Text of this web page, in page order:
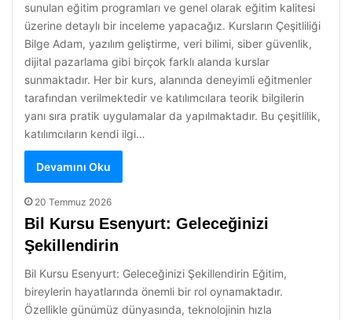
sunulan eğitim programları ve genel olarak eğitim kalitesi
üzerine detaylı bir inceleme yapacağız. Kursların Çeşitliliği
Bilge Adam, yazılım geliştirme, veri bilimi, siber güvenlik,
dijital pazarlama gibi birçok farklı alanda kurslar
sunmaktadır. Her bir kurs, alanında deneyimli eğitmenler
tarafından verilmektedir ve katılımcılara teorik bilgilerin
yanı sıra pratik uygulamalar da yapılmaktadır. Bu çeşitlilik,
katılımcıların kendi ilgi…
Devamını Oku
20 Temmuz 2026
Bil Kursu Esenyurt: Geleceğinizi
Şekillendirin
Bil Kursu Esenyurt: Geleceğinizi Şekillendirin Eğitim,
bireylerin hayatlarında önemli bir rol oynamaktadır.
Özellikle günümüz dünyasında, teknolojinin hızla